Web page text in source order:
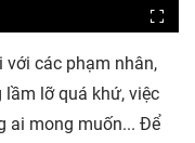
các phạm nhân,
lỡ quá khứ, việc
ai mong muốn... Để